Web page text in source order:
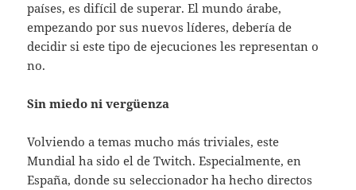
países, es difícil de superar. El mundo árabe,
empezando por sus nuevos líderes, debería de
decidir si este tipo de ejecuciones les representan o
no.
Sin miedo ni vergüenza
Volviendo a temas mucho más triviales, este
Mundial ha sido el de Twitch. Especialmente, en
España, donde su seleccionador ha hecho directos